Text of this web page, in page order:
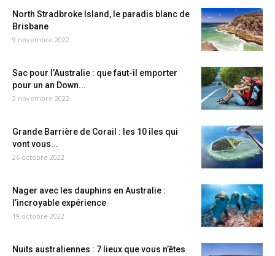
North Stradbroke Island, le paradis blanc de
Brisbane
9 novembre 2022
Sac pour l’Australie : que faut-il emporter
pour un an Down...
2 novembre 2022
Grande Barrière de Corail : les 10 îles qui
vont vous...
26 octobre 2022
Nager avec les dauphins en Australie :
l’incroyable expérience
19 octobre 2022
Nuits australiennes : 7 lieux que vous n’êtes